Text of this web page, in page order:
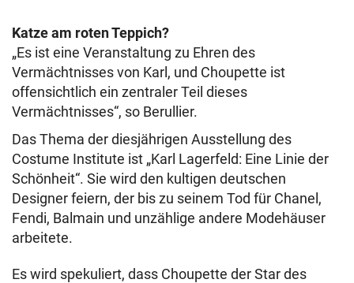
Katze am roten Teppich?
„Es ist eine Veranstaltung zu Ehren des
Vermächtnisses von Karl, und Choupette ist
offensichtlich ein zentraler Teil dieses
Vermächtnisses“, so Berullier.
Das Thema der diesjährigen Ausstellung des
Costume Institute ist „Karl Lagerfeld: Eine Linie der
Schönheit“. Sie wird den kultigen deutschen
Designer feiern, der bis zu seinem Tod für Chanel,
Fendi, Balmain und unzählige andere Modehäuser
arbeitete.
Es wird spekuliert, dass Choupette der Star des